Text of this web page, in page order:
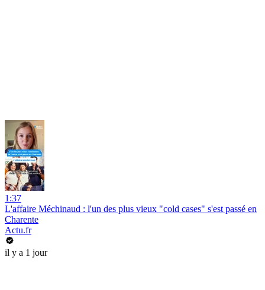
1:37
L'affaire Méchinaud : l'un des plus vieux "cold cases" s'est passé en
Charente
Actu.fr
il y a 1 jour